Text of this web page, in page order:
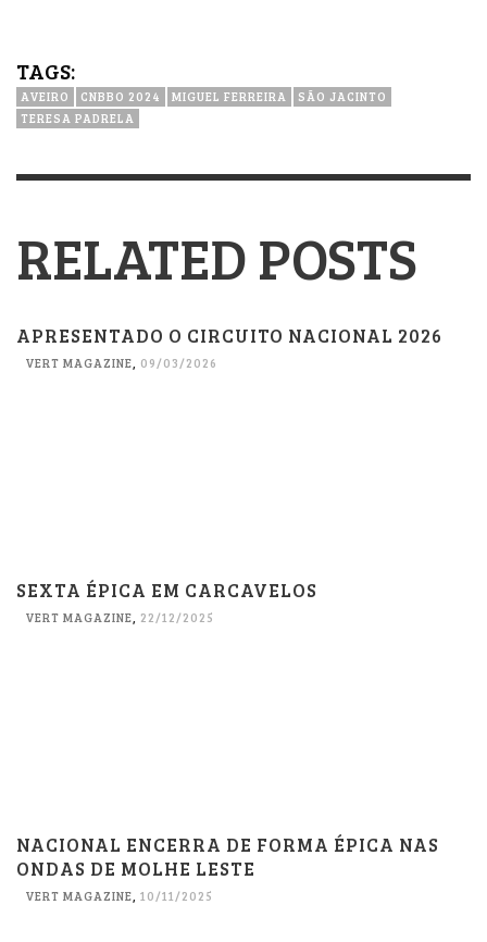
TAGS:
AVEIRO CNBBO 2024 MIGUEL FERREIRA
SÃO JACINTO
TERESA PADRELA
RELATED POSTS
APRESENTADO O CIRCUITO NACIONAL 2026
VERT MAGAZINE 09/03/2026
SEXTA ÉPICA EM CARCAVELOS
VERT MAGAZINE, 22/12/2025
NACIONAL ENCERRA DE FORMA ÉPICA NAS
ONDAS DE MOLHE LESTE
VERT MAGAZINE, 10/11/2025